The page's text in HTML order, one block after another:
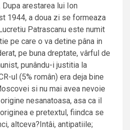
arestarea lui Ion
1944, a doua zi se formeaza
Patrascanu este numit
pe care o va detine pâna in
pe buna dreptate, vârful de
punându-i justitia la
ul (5% român) era deja bine
si nu mai avea nevoie
nesanatoasa, asa ca il
e pretextul, fiindca se
altceva?Intâi, antipatiile;